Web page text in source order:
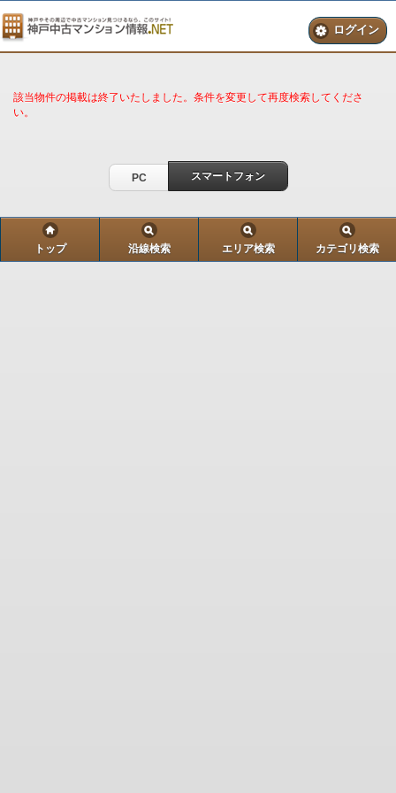
ログイン
該当物件の掲載は終了いたしました。条件を変更して再度検索してくださ
い。
PC スマートフォン
トップ 沿線検索 エリア検索 カテゴリ検索